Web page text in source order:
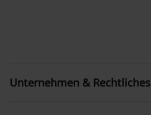
Unternehmen & Rechtliches